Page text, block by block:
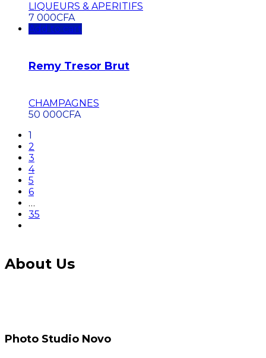
LIQUEURS & APERITIFS
7 000CFA
Add to cart
Remy Tresor Brut
CHAMPAGNES
50 000CFA
1
2
3
4
5
6
…
35
About Us
Photo Studio Novo